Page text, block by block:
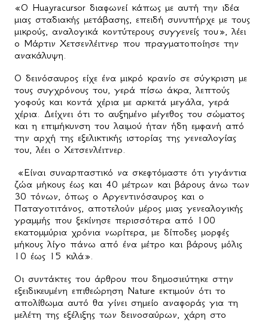
«Ο Huayracursor διαφωνεί κάπως με αυτή την ιδέα
μιας σταδιακής μετάβασης, επειδή συνυπήρχε με τους
μικρούς, αναλογικά κοντύτερους συγγενείς του», λέει
ο Μάρτιν Χετσενλέιτνερ που πραγματοποίησε την
ανακάλυψη.
Ο δεινόσαυρος είχε ένα μικρό κρανίο σε σύγκριση με
τους συγχρόνους του, γερά πίσω άκρα, λεπτούς
γοφούς και κοντά χέρια με αρκετά μεγάλα, γερά
χέρια. Δείχνει ότι το αυξημένο μέγεθος του σώματος
και η επιμήκυνση του λαιμού ήταν ήδη εμφανή από
την αρχή της εξελικτικής ιστορίας της γενεαλογίας
του, λέει ο Χετσενλέιτνερ.
«Είναι συναρπαστικό να σκεφτόμαστε ότι γιγάντια
ζώα μήκους έως και 40 μέτρων και βάρους άνω των
30 τόνων, όπως ο Αργεντινόσαυρος και ο
Παταγοτιτάνος, αποτελούν μέρος μιας γενεαλογικής
γραμμής που ξεκίνησε περισσότερα από 100
εκατομμύρια χρόνια νωρίτερα, με δίποδες μορφές
μήκους λίγο πάνω από ένα μέτρο και βάρους μόλις
10 έως 15 κιλά».
Οι συντάκτες του άρθρου που δημοσιεύτηκε στην
εξειδικευμένη επιθεώρηση Nature εκτιμούν ότι το
απολίθωμα αυτό θα γίνει σημείο αναφοράς για τη
μελέτη της εξέλιξης των δεινοσαύρων, χάρη στο